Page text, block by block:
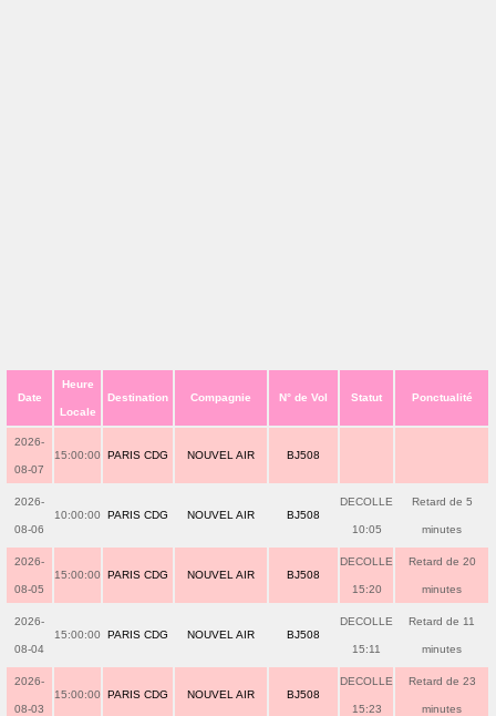
Date
Heure
Locale
Destination Compagnie N° de Vol Statut Ponctualité
2026-
08-07
15:00:00 PARIS CDG NOUVEL AIR BJ508
2026-
08-06
10:00:00 PARIS CDG NOUVEL AIR BJ508
DECOLLE
10:05
Retard de 5
minutes
2026-
08-05
15:00:00 PARIS CDG NOUVEL AIR BJ508
DECOLLE
15:20
Retard de 20
minutes
2026-
08-04
15:00:00 PARIS CDG NOUVEL AIR BJ508
DECOLLE
15:11
Retard de 11
minutes
2026-
08-03
15:00:00 PARIS CDG NOUVEL AIR BJ508
DECOLLE
15:23
Retard de 23
minutes